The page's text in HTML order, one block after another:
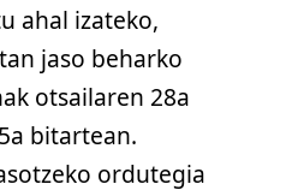
ahal izateko,
jaso beharko
otsailaren 28a
bitartean.
ordutegia